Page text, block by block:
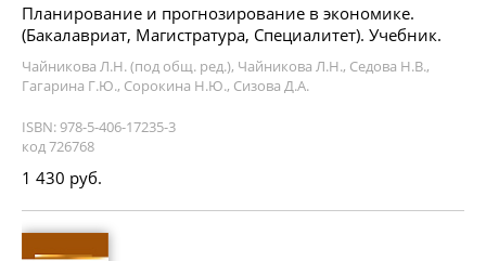
Планирование и прогнозирование в экономике.
(Бакалавриат, Магистратура, Специалитет). Учебник.
Чайникова Л.Н. (под общ. ред.), Чайникова Л.Н., Седова Н.В.,
Гагарина Г.Ю., Сорокина Н.Ю., Сизова Д.А.
ISBN: 978-5-406-17235-3
код 726768
1 430 руб.